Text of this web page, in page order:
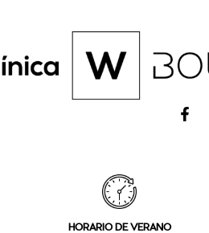
HORARIO DE VERANO